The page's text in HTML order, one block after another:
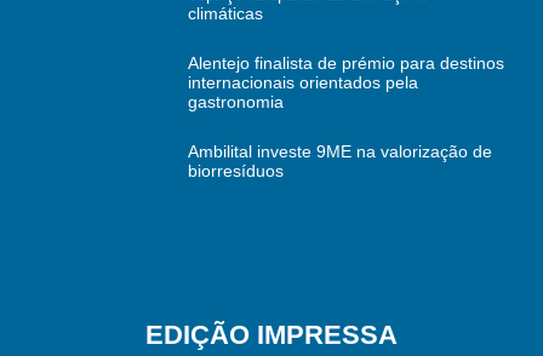
climáticas
Alentejo finalista de prémio para destinos
internacionais orientados pela
gastronomia
Ambilital investe 9ME na valorização de
biorresíduos
EDIÇÃO IMPRESSA